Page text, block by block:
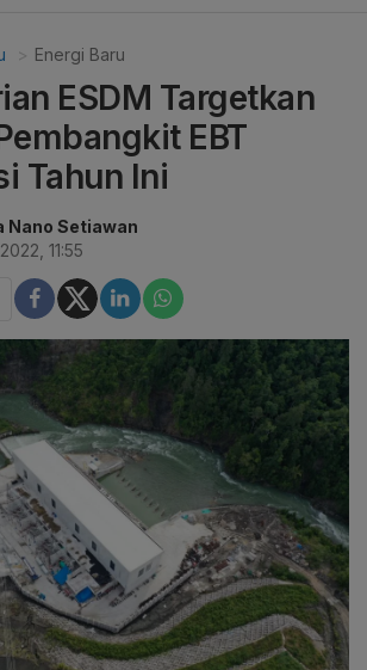
Energi Baru
ESDM Targetkan
EBT
Tahun Ini
Nano Setiawan
11:55